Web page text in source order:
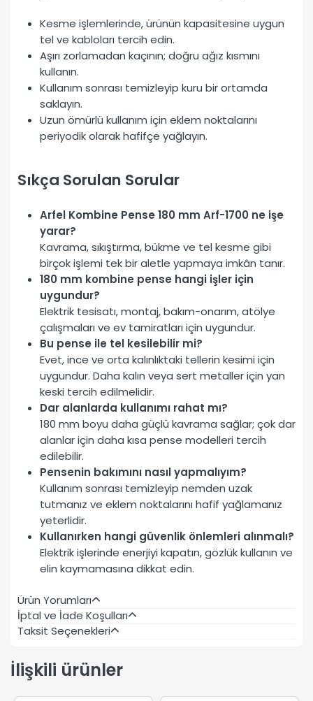
Kesme işlemlerinde, ürünün kapasitesine uygun
tel ve kabloları tercih edin.
Aşırı zorlamadan kaçının; doğru ağız kısmını
kullanın.
Kullanım sonrası temizleyip kuru bir ortamda
saklayın.
Uzun ömürlü kullanım için eklem noktalarını
periyodik olarak hafifçe yağlayın.
Sıkça Sorulan Sorular
Arfel Kombine Pense 180 mm Arf-1700 ne işe
yarar?
Kavrama, sıkıştırma, bükme ve tel kesme gibi
birçok işlemi tek bir aletle yapmaya imkân tanır.
180 mm kombine pense hangi işler için
uygundur?
Elektrik tesisatı, montaj, bakım-onarım, atölye
çalışmaları ve ev tamiratları için uygundur.
Bu pense ile tel kesilebilir mi?
Evet, ince ve orta kalınlıktaki tellerin kesimi için
uygundur. Daha kalın veya sert metaller için yan
keski tercih edilmelidir.
Dar alanlarda kullanımı rahat mı?
180 mm boyu daha güçlü kavrama sağlar; çok dar
alanlar için daha kısa pense modelleri tercih
edilebilir.
Pensenin bakımını nasıl yapmalıyım?
Kullanım sonrası temizleyip nemden uzak
tutmanız ve eklem noktalarını hafif yağlamanız
yeterlidir.
Kullanırken hangi güvenlik önlemleri alınmalı?
Elektrik işlerinde enerjiyi kapatın, gözlük kullanın ve
elin kaymamasına dikkat edin.
Ürün Yorumları
İptal ve İade Koşulları
Taksit Seçenekleri
İlişkili ürünler